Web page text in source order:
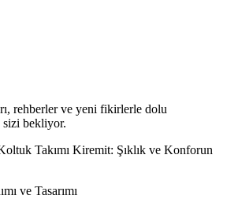
rehberler ve yeni fikirlerle dolu
sizi bekliyor.
Takımı Kiremit: Şıklık ve Konforun
ve Tasarımı